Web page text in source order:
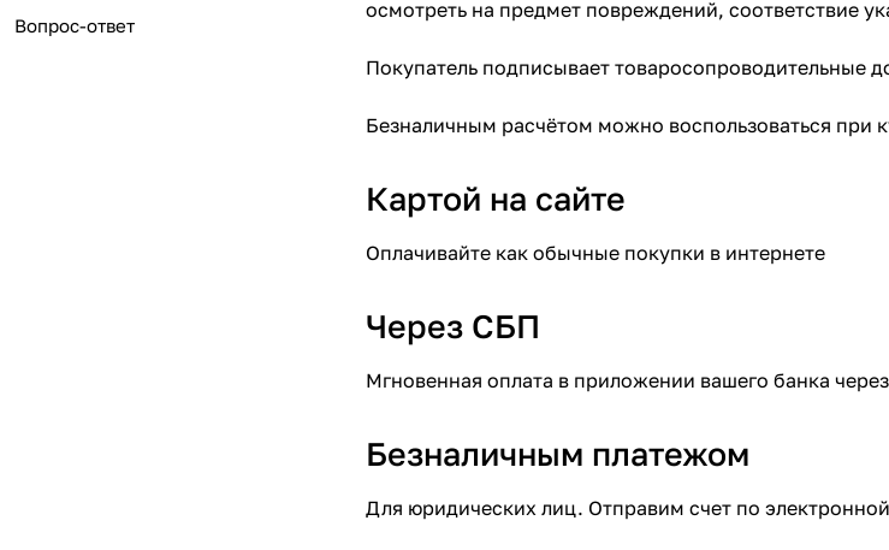
осмотреть на предмет повреждений, соответствие
Покупатель подписывает товаросопроводительные
Безналичным расчётом можно воспользоваться при
Картой на сайте
Оплачивайте как обычные покупки в интернете
Через СБП
Мгновенная оплата в приложении вашего банка
Безналичным платежом
Для юридических лиц. Отправим счет по
Вопрос-ответ